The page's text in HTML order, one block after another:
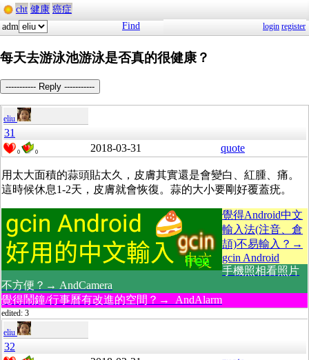
cht 健康 癌症
adm
Find login register
每天去游泳池游泳是否真的很健康？
----------- Reply -----------
eliu
31
0 0 2018-03-31 quote
用太大面積的蒜頭貼太久，皮膚其實還是會變白、紅腫、痛。
這時候休息1-2天，皮膚就會恢復。蒜的大小要剛好覆蓋疣。
覺得Android中文
輸入法(注音、倉
頡)不易輸入？→
gcin Android
手機照相看照片
不方便？→ AndCamera
覺得鬧鐘/行事曆有改進的空間？→ AndAlarm
edited: 3
eliu
32